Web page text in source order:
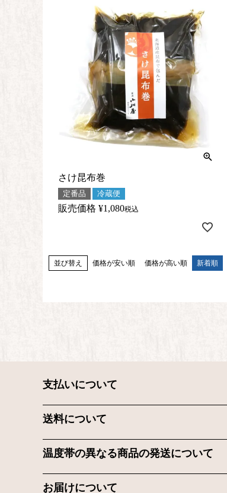
さけ昆布巻
定番品 冷蔵便
販売価格 ¥1,080税込
並び替え 価格が安い順 価格が高い順 新着順
支払いについて
送料について
温度帯の異なる商品の発送について
お届けについて